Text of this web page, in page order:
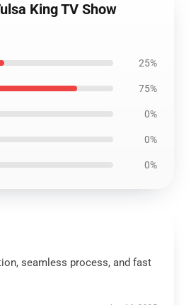
King TV Show
25%
75%
0%
0%
0%
seamless process, and fast